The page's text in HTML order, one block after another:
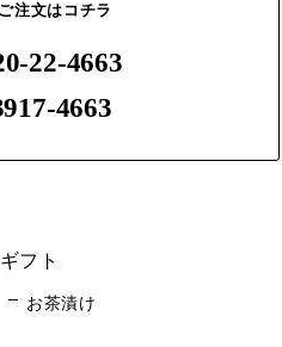
注文はコチラ
22-4663
4663
ギフト
お茶漬け